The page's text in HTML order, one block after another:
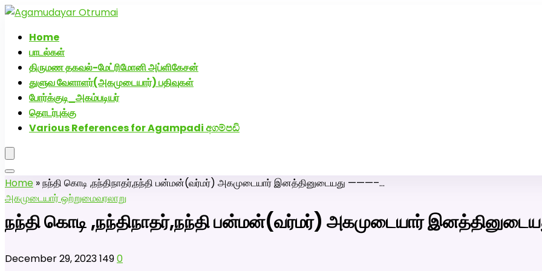
Home
பாடல்கள்
திருமண தகவல்-மேட்ரிமோனி அப்ளிகேசன்
துளுவ வேளாளர்(அகமுடையார்) பதிவுகள்
போர்க்குடி_அகம்படியர்
தொடர்புக்கு
Various References for Agampadi අගම්පඩි
Home »நந்தி கொடி ,நந்திநாதர்,நந்தி பன்மன்(வர்மர்) அகமுடையார் இனத்தினுடையது ———–…
அகமுடையார் ஒற்றுமைவரலாறு
நந்தி கொடி ,நந்திநாதர்,நந்தி பன்மன்(வர்மர்) அகமுடையார்
December 29, 20231490
அகமுடையார் திருமண வரன்களுக்கு அகமுடையார்மேட்ரி-பெண் வீட்டாருக்கு 100% இலவச திருமண சேவை! வாட்ஸப் எண்: